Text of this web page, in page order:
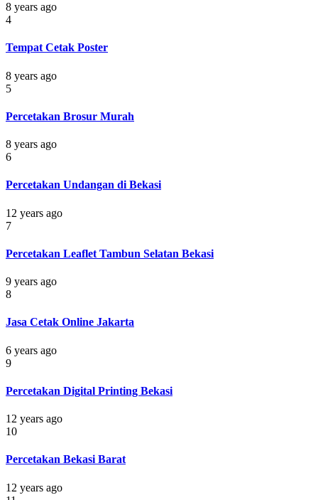
8 years ago
4
Tempat Cetak Poster
8 years ago
5
Percetakan Brosur Murah
8 years ago
6
Percetakan Undangan di Bekasi
12 years ago
7
Percetakan Leaflet Tambun Selatan Bekasi
9 years ago
8
Jasa Cetak Online Jakarta
6 years ago
9
Percetakan Digital Printing Bekasi
12 years ago
10
Percetakan Bekasi Barat
12 years ago